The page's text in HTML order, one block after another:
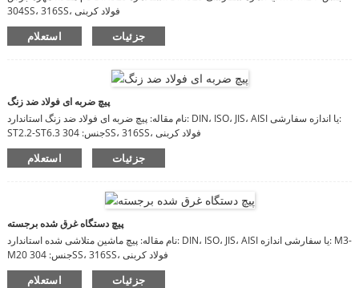
304SS، 316SS، فولاد کربنی
استعلام جزئیات
پیچ ضربه ای فولاد ضد زنگ
نام مقاله: پیچ ضربه ای فولاد ضد زنگ استاندارد: DIN، ISO، JIS، AISI یا اندازه سفارشی:
ST2.2-ST6.3 جنس: 304SS، 316SS، فولاد کربنی
استعلام جزئیات
پیچ دستگاه غرق شده برجسته
نام مقاله: پیچ ماشین متلاشی شده استاندارد: DIN، ISO، JIS، AISI یا سفارشی اندازه: M3-
M20 جنس: 304SS، 316SS، فولاد کربنی
استعلام جزئیات